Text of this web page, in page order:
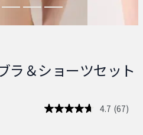
ラ＆ショーツセット
4.7 レ
(67)